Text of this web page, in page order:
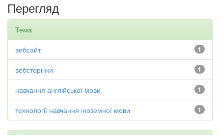
Перегляд
Тема
1
вебсайт
1
вебсторінки
1
навчання англійської мови
1
технології навчання іноземної мови